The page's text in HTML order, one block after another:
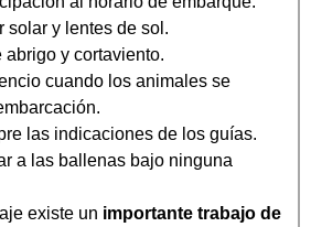
solar y lentes de sol.
abrigo y cortaviento.
cuando los animales se
las indicaciones de los guías.
a las ballenas bajo ninguna
existe un importante trabajo de